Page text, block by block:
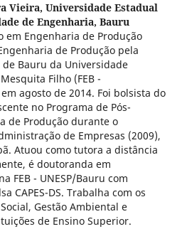
Vieira, Universidade Estadual
de Engenharia, Bauru
em Engenharia de Produção
de Produção pela
Bauru da Universidade
Filho (FEB -
agosto de 2014. Foi bolsista do
no Programa de Pós-
de Produção durante o
de Empresas (2009),
Atuou como tutora a distância
é doutoranda em
FEB - UNESP/Bauru com
CAPES-DS. Trabalha com os
Gestão Ambiental e
de Ensino Superior.